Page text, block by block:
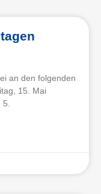
an den folgenden
15. Mai